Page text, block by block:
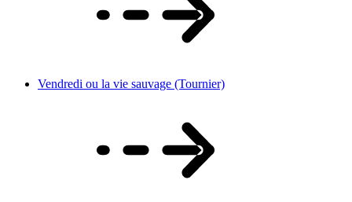
Vendredi ou la vie sauvage (Tournier)